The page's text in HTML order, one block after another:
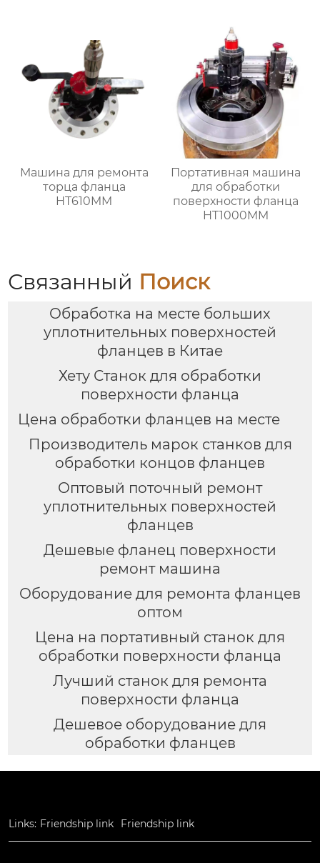
Машина для ремонта
торца фланца
HT610MM
Портативная машина
для обработки
поверхности фланца
HT1000MM
Связанный Поиск
Обработка на месте больших
уплотнительных поверхностей
фланцев в Китае
Хету Станок для обработки
поверхности фланца
Цена обработки фланцев на месте
Производитель марок станков для
обработки концов фланцев
Оптовый поточный ремонт
уплотнительных поверхностей
фланцев
Дешевые фланец поверхности
ремонт машина
Оборудование для ремонта фланцев
оптом
Цена на портативный станок для
обработки поверхности фланца
Лучший станок для ремонта
поверхности фланца
Дешевое оборудование для
обработки фланцев
Links: Friendship link Friendship link